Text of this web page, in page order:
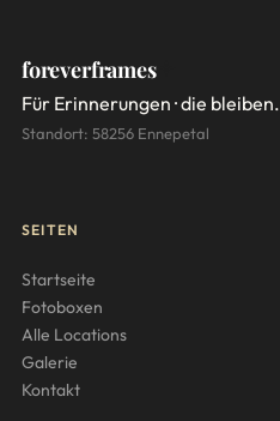
foreverframes
Für Erinnerungen · die bleiben.
Standort: 58256 Ennepetal
SEITEN
Startseite
Fotoboxen
Alle Locations
Galerie
Kontakt